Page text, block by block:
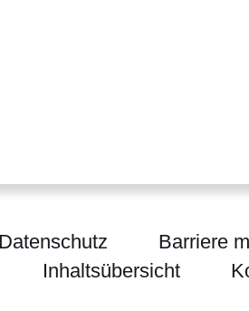
Datenschutz
Barriere
Inhaltsübersicht